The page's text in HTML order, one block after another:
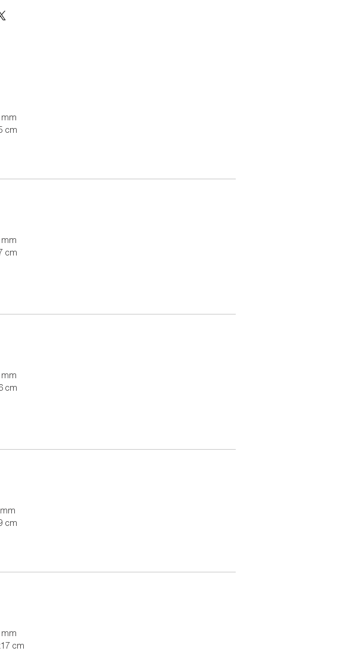
ızgara olarak çok
ızgara olarak çok
temizlenir.
mm
cm
mm
cm
mm
cm
cm
mm
cm